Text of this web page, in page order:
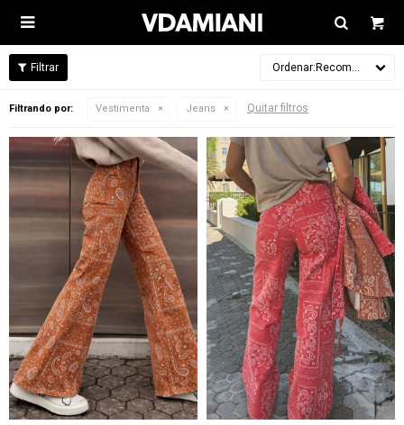

Recomendados
Filtrando por: Vestimenta Jeans Quitar filtros